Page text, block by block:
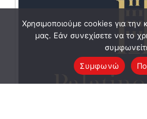
Χρησιμοποιούμε cookies για την
μας. Εάν συνεχίσετε να το
Συμφωνώ